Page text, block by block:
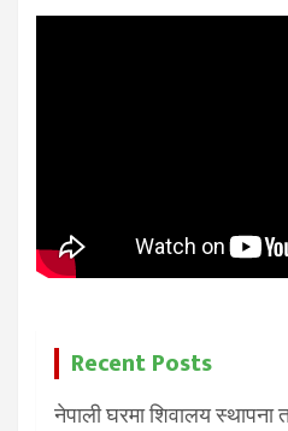
Recent Posts
नेपाली घरमा शिवालय स्थापना